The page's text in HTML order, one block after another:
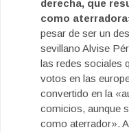
derecha, que
como
pesar de ser un
sevillano Alvise
las redes sociales
votos en las
convertido en la
comicios, aunque
como aterrador».